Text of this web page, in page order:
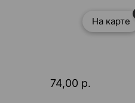
На карте
74,00 р.